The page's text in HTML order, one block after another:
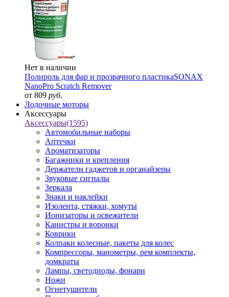
Нет в наличии
Полироль для фар и прозрачного пластикаSONAX
NanoPro Scratch Remover
от 809 руб.
Лодочные моторы
Аксессуары
Аксессуары(1595)
Автомобильные наборы
Аптечки
Ароматизаторы
Багажники и крепления
Держатели гаджетов и органайзеры
Звуковые сигналы
Зеркала
Знаки и наклейки
Изолента, стяжки, хомуты
Ионизаторы и освежители
Канистры и воронки
Коврики
Колпаки колесные, пакеты для колес
Компрессоры, манометры, рем комплекты,
домкраты
Лампы, светодиоды, фонари
Ножи
Огнетушители